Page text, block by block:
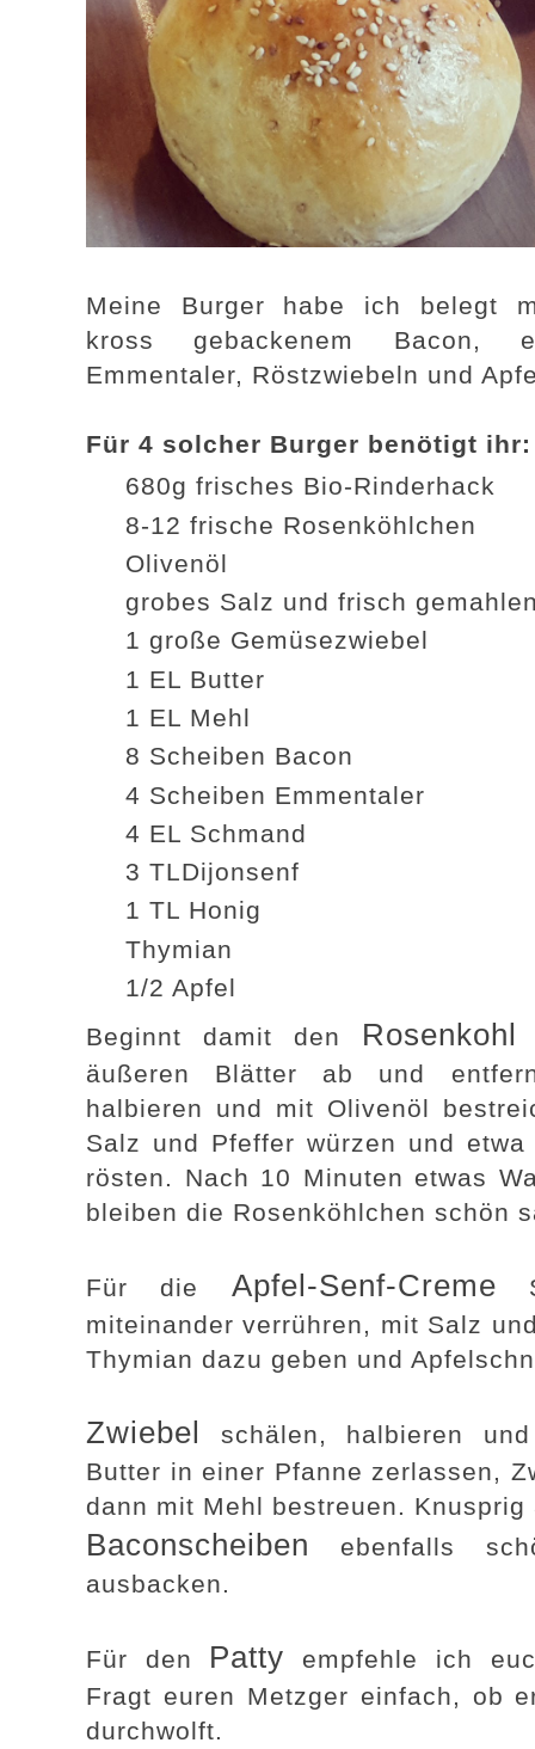
Meine Burger habe ich belegt
kross gebackenem Bacon,
Emmentaler, Röstzwiebeln und
Für 4 solcher Burger benötigt ihr:
680g frisches Bio-Rinderhack
8-12 frische Rosenköhlchen
Olivenöl
grobes Salz und frisch
1 große Gemüsezwiebel
1 EL Butter
1 EL Mehl
8 Scheiben Bacon
4 Scheiben Emmentaler
4 EL Schmand
3 TLDijonsenf
1 TL Honig
Thymian
1/2 Apfel
Beginnt damit den Rosenkohl
äußeren Blätter ab und
halbieren und mit Olivenöl
Salz und Pfeffer würzen und
rösten. Nach 10 Minuten etwas
bleiben die Rosenköhlchen schön
Für die Apfel-Senf-Creme
miteinander verrühren, mit Salz
Thymian dazu geben und
Zwiebel
schälen, halbieren
Butter in einer Pfanne zerlassen,
dann mit Mehl bestreuen. Knusprig
Baconscheiben ebenfalls
ausbacken.
Für den Patty empfehle ich
Fragt euren Metzger einfach, ob
durchwolft.